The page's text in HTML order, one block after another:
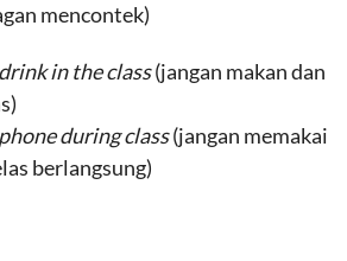
mencontek)
in the class(jangan makan dan
during class(jangan memakai
berlangsung)